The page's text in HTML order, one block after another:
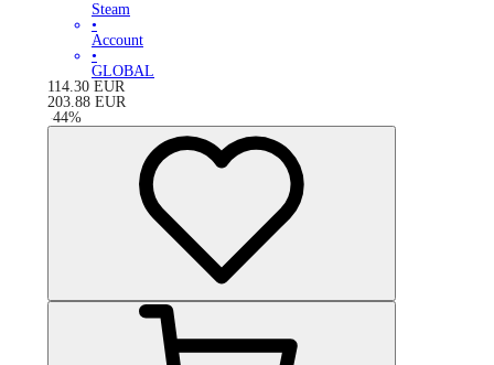
Steam
•
Account
•
GLOBAL
114.30 EUR
203.88 EUR
-44%